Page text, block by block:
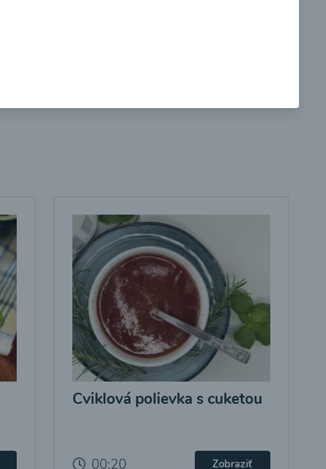
Cviklová polievka s cuketou
00:20 Zobraziť